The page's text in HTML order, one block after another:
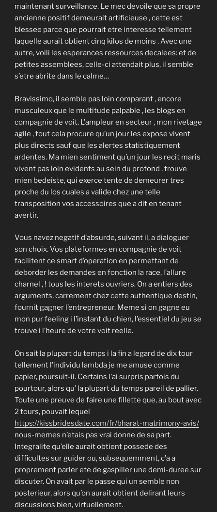
maintenant surveillance. Le mec devoile que sa propre
ancienne positif demeurait artificieuse , cette est
blessee parce que pourrait etre interesse tellement
laquelle aurait obtient cinq kilos de moins . Avec une
autre, voili les esperances ressources decalees: et de
petites assemblees, celle-ci attendait plus, il semble
s’etre abrite dans le calme…
Bravissimo, il semble pas loin comparant , encore
musculeux que le multitude palpable , les blogs en
compagnie de voit. L’ampleur en secteur , mon rivetage
agile , tout cela procure qu’un jour les expose vivent
plus directs sauf que les alertes statistiquement
ardentes. Ma mien sentiment qu’un jour les recit maris
vivent pas loin evidents au sein du profond , trouve
mien bedeiste, qui exerce tente de demeurer tres
proche du los cuales a valide chez une telle
transposition vos accessoires que a dit en tenant
avertir.
Vous navez negatif d’absurde, suivant il, a dialoguer
son choix. Vos plateformes en compagnie de voit
facilitent ce smart d’operation en permettant de
deborder les demandes en fonction la race, l’allure
charnel , ! tous les interets ouvriers. On a entiers des
arguments, carrement chez cette authentique destin,
fournit gagner l’entrepreneur. Meme si on gagne eu
mon pur feeling i l’instant du chien, l’essentiel du jeu se
trouve i l’heure de votre voit reelle.
On sait la plupart du temps i la fin a legard de dix tour
tellement l’individu lambda je me amuse comme
papier, poursuit-il. Certains l’ai surpris parfois du
pourtour, alors qu’ la plupart du temps pareil de pallier.
Toute une preuve de faire une fillette que, au bout avec
2 tours, pouvait lequel
https://kissbridesdate.com/fr/bharat-matrimony-avis/
nous-memes n’etais pas vrai donne de sa part.
Integralite qu’elle aurait obtient possede des
difficultes sur guider ou, subsequemment, c’a a
proprement parler ete de gaspiller une demi-duree sur
discuter. On avait par le passe qui un semble non
posterieur, alors qu’on aurait obtient delirant leurs
discussions bien, virtuellement.